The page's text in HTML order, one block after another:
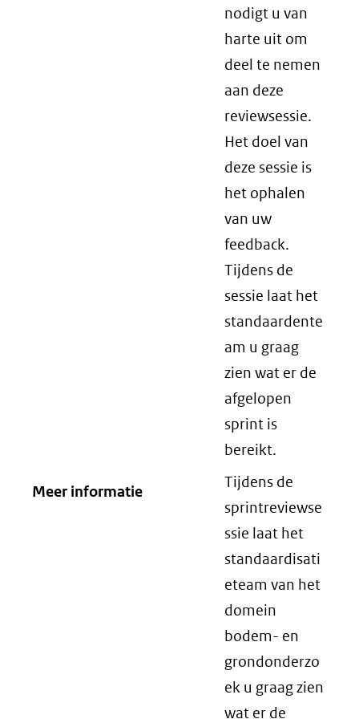
nodigt u van
harte uit om
deel te nemen
aan deze
reviewsessie.
Het doel van
deze sessie is
het ophalen
van uw
feedback.
Tijdens de
sessie laat het
standaardente
am u graag
zien wat er de
afgelopen
sprint is
bereikt.
Meer informatie
Tijdens de
sprintreviewse
ssie laat het
standaardisati
eteam van het
domein
bodem- en
grondonderzo
ek u graag zien
wat er de